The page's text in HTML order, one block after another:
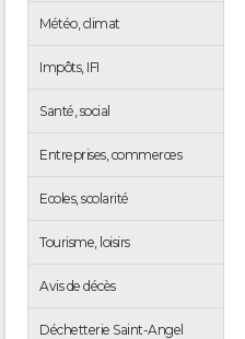
Météo, climat
Impôts, IFI
Santé, social
Entreprises, commerces
Ecoles, scolarité
Tourisme, loisirs
Avis de décès
Déchetterie Saint-Angel